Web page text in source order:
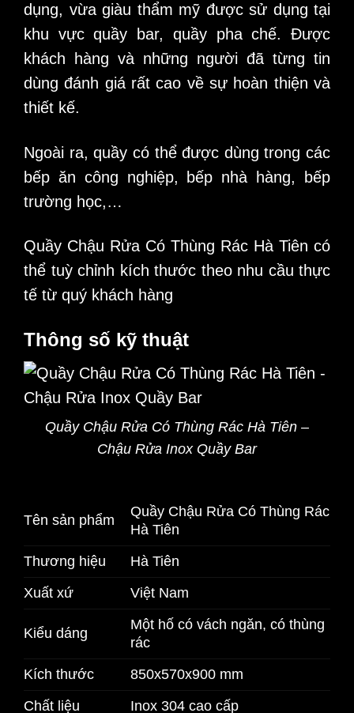
dụng, vừa giàu thẩm mỹ được sử dụng tại
khu vực quầy bar, quầy pha chế. Được
khách hàng và những người đã từng tin
dùng đánh giá rất cao về sự hoàn thiện và
thiết kế.
Ngoài ra, quầy có thể được dùng trong các
bếp ăn công nghiệp, bếp nhà hàng, bếp
trường học,…
Quầy Chậu Rửa Có Thùng Rác Hà Tiên có
thể tuỳ chỉnh kích thước theo nhu cầu thực
tế từ quý khách hàng
Thông số kỹ thuật
Quầy Chậu Rửa Có Thùng Rác Hà Tiên –
Chậu Rửa Inox Quầy Bar
Tên sản phẩm
Quầy Chậu Rửa Có Thùng Rác
Hà Tiên
Thương hiệu
Hà Tiên
Xuất xứ
Việt Nam
Kiểu dáng
Một hố có vách ngăn, có thùng
rác
Kích thước
850x570x900 mm
Chất liệu
Inox 304 cao cấp